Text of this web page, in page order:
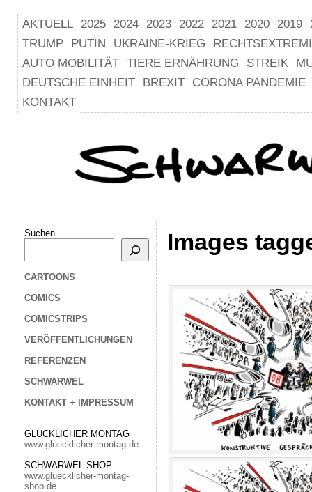
AKTUELL 2025 2024 2023 2022 2021 2020 2019
TRUMP
PUTIN UKRAINE-KRIEG
AUTO MOBILITÄT TIERE ERNÄHRUNG STREIK
DEUTSCHE EINHEIT
BREXIT
CORONA PANDEMIE
KONTAKT
Suchen
CARTOONS
COMICS
COMICSTRIPS
VERÖFFENTLICHUNGEN
REFERENZEN
SCHWARWEL
KONTAKT + IMPRESSUM
GLÜCKLICHER MONTAG
www.gluecklicher-montag.de
SCHWARWEL SHOP
www.gluecklicher-montag-
shop.de
Images